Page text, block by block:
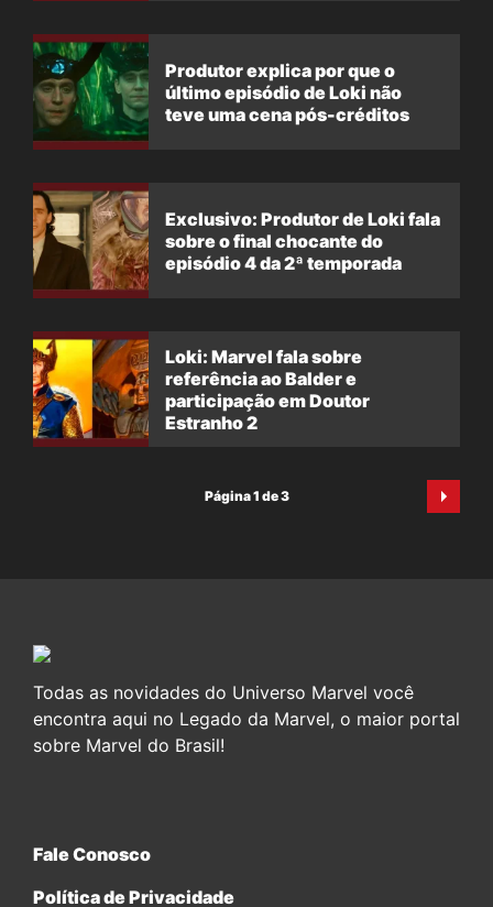
Produtor explica por que o
último episódio de Loki não
teve uma cena pós-créditos
Exclusivo: Produtor de Loki fala
sobre o final chocante do
episódio 4 da 2ª temporada
Loki: Marvel fala sobre
referência ao Balder e
participação em Doutor
Estranho 2
Página 1 de 3
Todas as novidades do Universo Marvel você
encontra aqui no Legado da Marvel, o maior portal
sobre Marvel do Brasil!
Fale Conosco
Política de Privacidade